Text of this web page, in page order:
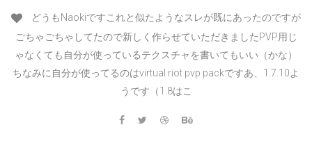
どうもNaokiですこれと似たようなスレが既にあったのですが
ごちゃごちゃしてたので新しく作らせていただきましたPVP用じ
ゃなくても自分が使っているテクスチャを書いてもいい（かな）
ちなみに自分が使ってるのはvirtual riot pvp packですあ、1.7.10よ
うです（1.8はこ